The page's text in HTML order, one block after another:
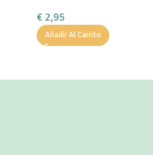
€ 2,95
Añadir Al Carrito